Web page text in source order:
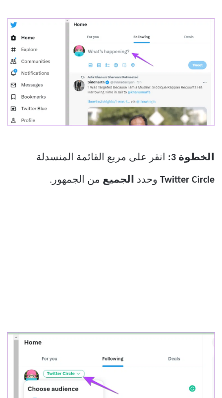
الخطوة 3: انقر على مربع القائمة المنسدلة
Twitter Circle وحدد الجميع من الجمهور.